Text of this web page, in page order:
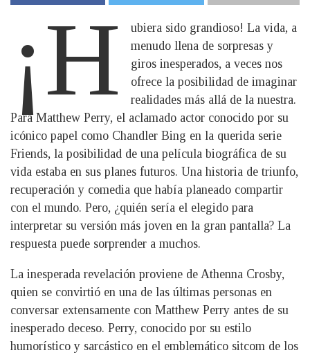
¡H
ubiera sido grandioso! La vida, a
menudo llena de sorpresas y
giros inesperados, a veces nos
ofrece la posibilidad de imaginar
realidades más allá de la nuestra.
Para Matthew Perry, el aclamado actor conocido por su
icónico papel como Chandler Bing en la querida serie
Friends, la posibilidad de una película biográfica de su
vida estaba en sus planes futuros. Una historia de triunfo,
recuperación y comedia que había planeado compartir
con el mundo. Pero, ¿quién sería el elegido para
interpretar su versión más joven en la gran pantalla? La
respuesta puede sorprender a muchos.
La inesperada revelación proviene de Athenna Crosby,
quien se convirtió en una de las últimas personas en
conversar extensamente con Matthew Perry antes de su
inesperado deceso. Perry, conocido por su estilo
humorístico y sarcástico en el emblemático sitcom de los